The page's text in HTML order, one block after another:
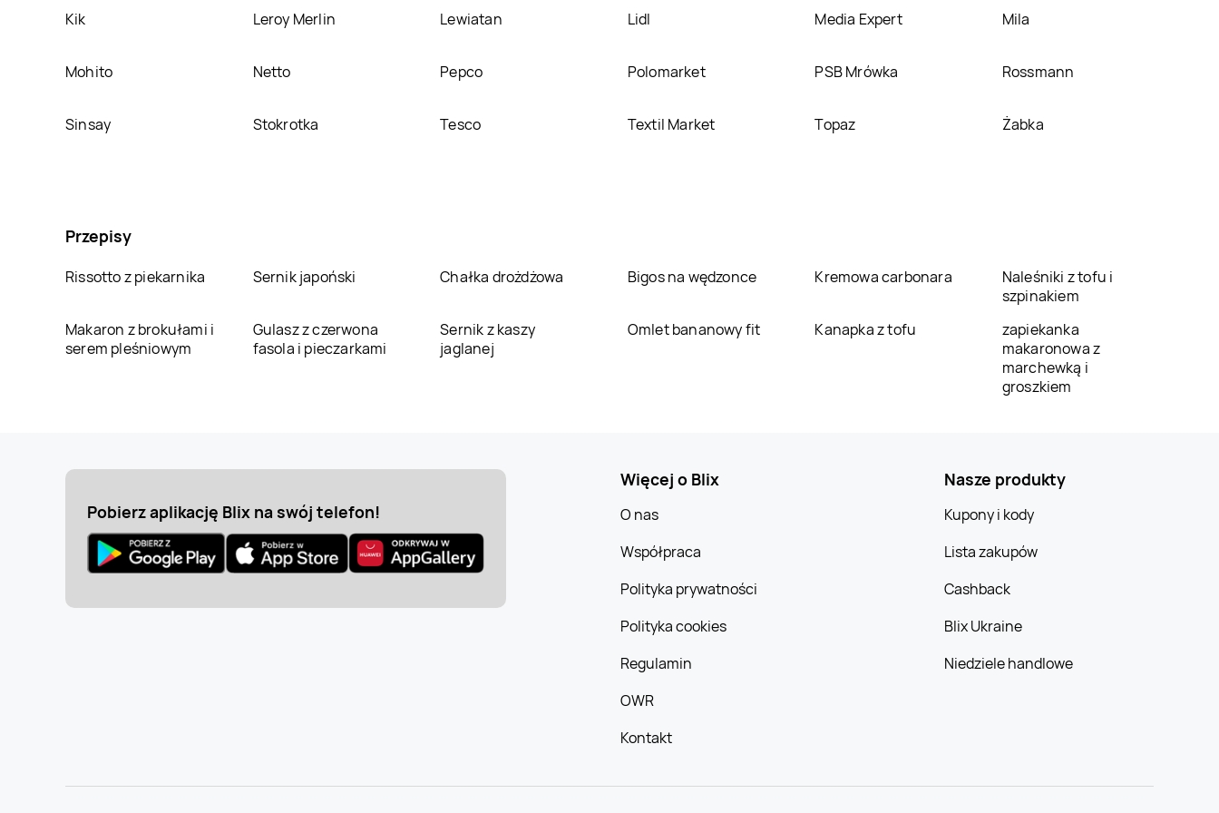
Kik Leroy Merlin Lewiatan Lidl Media Expert Mila
Mohito Netto Pepco Polomarket PSB Mrówka Rossmann
Sinsay Stokrotka Tesco Textil Market Topaz Żabka
Przepisy
Rissotto z piekarnika Sernik japoński Chałka drożdżowa Bigos na wędzonce Kremowa carbonara
Naleśniki z tofu i
szpinakiem
Makaron z brokułami i
serem pleśniowym
Gulasz z czerwona
fasola i pieczarkami
Sernik z kaszy
jaglanej
Omlet bananowy fit Kanapka z tofu
zapiekanka
makaronowa z
marchewką i
groszkiem
Pobierz aplikację Blix na swój telefon!
Więcej o Blix
O nas
Współpraca
Polityka prywatności
Polityka cookies
Regulamin
OWR
Kontakt
Nasze produkty
Kupony i kody
Lista zakupów
Cashback
Blix Ukraine
Niedziele handlowe